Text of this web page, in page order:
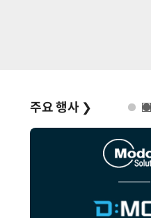
주요 행사 ❯